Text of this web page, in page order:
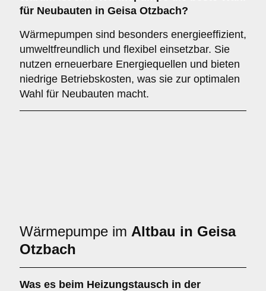
für Neubauten in Geisa Otzbach?
Wärmepumpen sind besonders energieeffizient,
umweltfreundlich und flexibel einsetzbar. Sie
nutzen erneuerbare Energiequellen und bieten
niedrige Betriebskosten, was sie zur optimalen
Wahl für Neubauten macht.
Wärmepumpe im Altbau in Geisa
Otzbach
Was es beim Heizungstausch in der